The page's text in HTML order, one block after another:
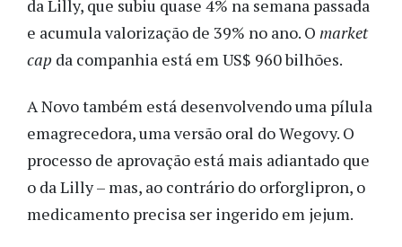
da Lilly, que subiu quase 4% na semana passada
e acumula valorização de 39% no ano. O market
cap da companhia está em US$ 960 bilhões.
A Novo também está desenvolvendo uma pílula
emagrecedora, uma versão oral do Wegovy. O
processo de aprovação está mais adiantado que
o da Lilly – mas, ao contrário do orforglipron, o
medicamento precisa ser ingerido em jejum.